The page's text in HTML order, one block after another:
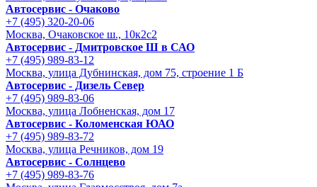
Автосервис - Очаково
+7 (495) 320-20-06
Москва, Очаковское ш., 10к2с2
Автосервис - Дмитровское Ш в САО
+7 (495) 989-83-12
Москва, улица Дубнинская, дом 75, строение 1 Б
Автосервис - Дизель Север
+7 (495) 989-83-06
Москва, улица Лобненская, дом 17
Автосервис - Коломенская ЮАО
+7 (495) 989-83-72
Москва, улица Речников, дом 19
Автосервис - Солнцево
+7 (495) 989-83-76